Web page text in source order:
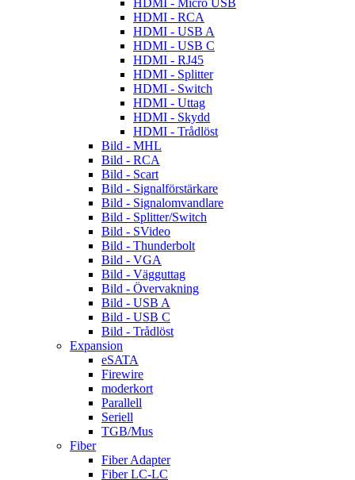
HDMI - Micro USB
HDMI - RCA
HDMI - USB A
HDMI - USB C
HDMI - RJ45
HDMI - Splitter
HDMI - Switch
HDMI - Uttag
HDMI - Skydd
HDMI - Trådlöst
Bild - MHL
Bild - RCA
Bild - Scart
Bild - Signalförstärkare
Bild - Signalomvandlare
Bild - Splitter/Switch
Bild - SVideo
Bild - Thunderbolt
Bild - VGA
Bild - Vägguttag
Bild - Övervakning
Bild - USB A
Bild - USB C
Bild - Trådlöst
Expansion
eSATA
Firewire
moderkort
Parallell
Seriell
TGB/Mus
Fiber
Fiber Adapter
Fiber LC-LC